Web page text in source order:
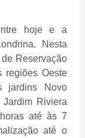
hoje e a
Nesta
Reservação
regiões Oeste
jardins Novo
Riviera
até às 7
até o